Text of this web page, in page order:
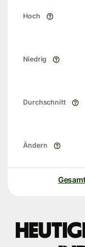
Hoch
Niedrig
Durchschnitt
Ändern